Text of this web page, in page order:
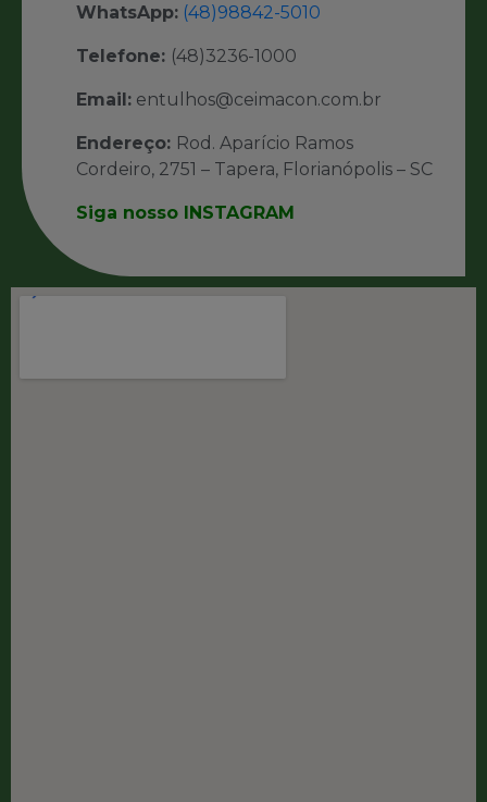
WhatsApp: (48)98842-5010
Telefone: (48)3236-1000
Email: entulhos@ceimacon.com.br
Endereço: Rod. Aparício Ramos
Cordeiro, 2751 – Tapera, Florianópolis – SC
Siga nosso INSTAGRAM